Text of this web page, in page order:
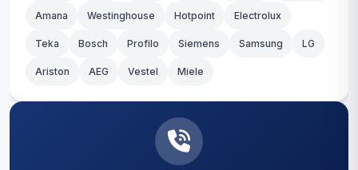
Küçükçekmece
Amana Westinghouse Hotpoint Electrolux
Teka Bosch Profilo Siemens Samsung LG
Ariston AEG Vestel Miele